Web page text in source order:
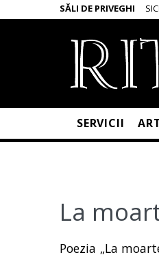
SĂLI DE PRIVEGHI
SERVICII
La
Poezia „La